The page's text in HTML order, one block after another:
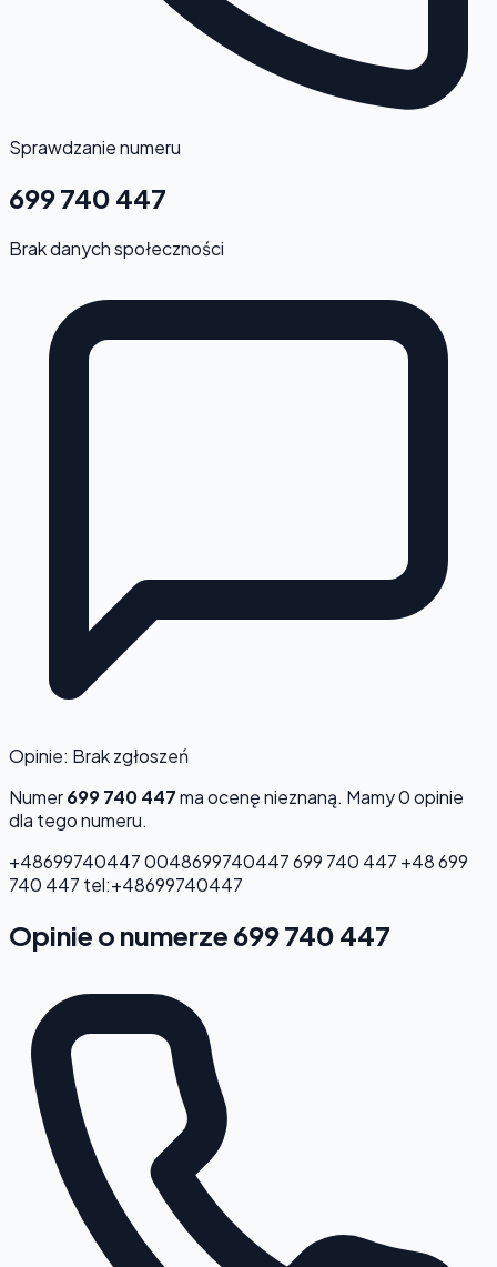
Sprawdzanie numeru
699 740 447
Brak danych społeczności
Opinie: Brak zgłoszeń
Numer699 740 447ma ocenęnieznaną. Mamy 0 opinie
dla tego numeru.
+486997404470048699740447699 740 447 +48 699
740 447 tel:+48699740447
Opinie o numerze 699 740 447